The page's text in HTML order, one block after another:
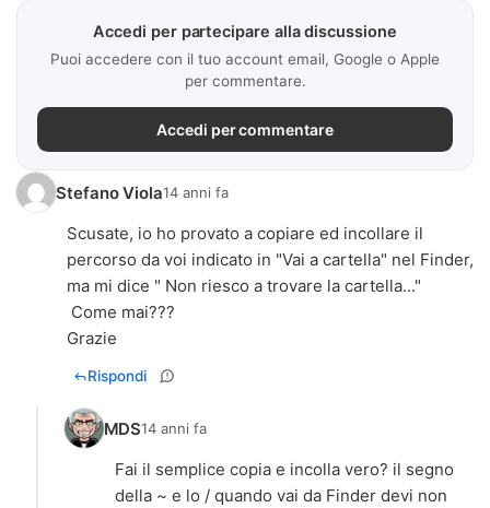
Accedi per partecipare alla discussione
Puoi accedere con il tuo account email, Google o Apple
per commentare.
Accedi per commentare
Stefano Viola14 anni fa
Scusate, io ho provato a copiare ed incollare il
percorso da voi indicato in "Vai a cartella" nel Finder,
ma mi dice " Non riesco a trovare la cartella..."
Come mai???
Grazie
Rispondi
MDS14 anni fa
Fai il semplice copia e incolla vero? il segno
della ~ e lo / quando vai da Finder devi non